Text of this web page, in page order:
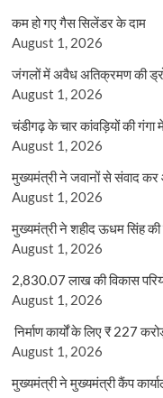
कम हो गए गैस सिलेंडर के दाम
August 1, 2026
जंगलों में अवैध अतिक्रमण की
August 1, 2026
चंडीगढ़ के चार कांवड़ियों की
August 1, 2026
मुख्यमंत्री ने जवानों से संवाद
August 1, 2026
मुख्यमंत्री ने शहीद ऊधम सिंह की
August 1, 2026
2,830.07 लाख की विकास
August 1, 2026
निर्माण कार्यों के लिए ₹ 227
August 1, 2026
मुख्यमंत्री ने मुख्यमंत्री कैंप